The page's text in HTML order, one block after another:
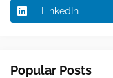
LinkedIn
Popular Posts